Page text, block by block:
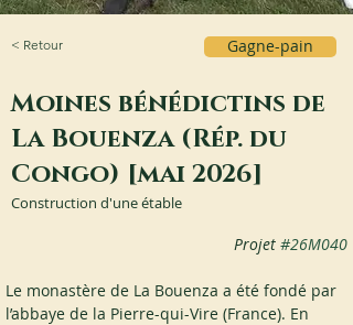
< Retour Gagne-pain
Moines bénédictins de
La Bouenza (Rép. du
Congo) [mai 2026]
Construction d'une étable
Projet #26M040
Le monastère de La Bouenza a été fondé par
l’abbaye de la Pierre-qui-Vire (France). En